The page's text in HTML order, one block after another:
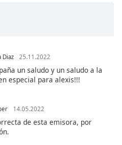
Diaz 25.11.2022
un saludo y un saludo a la
especial para alexis!!!
14.05.2022
de esta emisora, por